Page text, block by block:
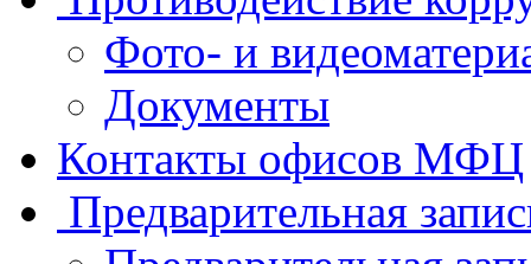
Фото- и
Документы
Контакты офисов МФЦ
Предварительная